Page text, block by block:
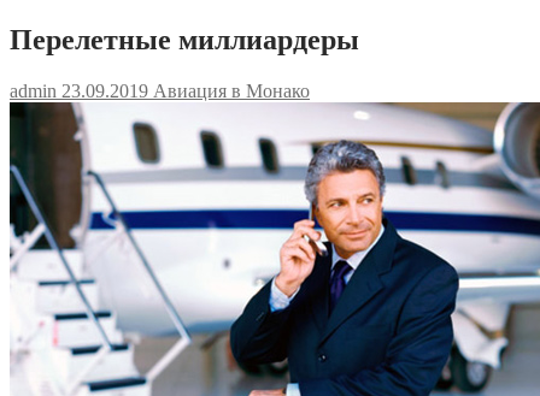
Перелетные миллиардеры
admin 23.09.2019 Авиация в Монако